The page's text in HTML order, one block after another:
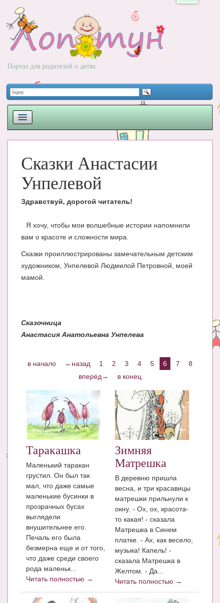
Портал для родителей о детях
ПЛАНИРОВАНИЕ
РОДЫ
НОВОРОЖДЕННЫЙ
КНИГИ
Рекомендовано
ЗДОРОВЬЕ
КОНКУРСЫ
БЕРЕМЕННОСТЬ
Календарь беременности
Энциклопедия
МАМИНА БИБЛИОТЕКА
Имена. Святцы
Энциклопедия беременных
Мамина энциклопедия
СЕРВИСЫ И ПРИЛОЖЕНИЯ
Сервис. Оценка роста и веса ребенка
Приложения для Android
Сказки Анастасии
Унпелевой
Здравствуй, дорогой читатель!
Я хочу, чтобы мои волшебные истории напомнили
вам о красоте и сложности мира.
Сказки проиллюстрированы замечательным детским
художником, Унпелевой Людмилой Петровной, моей
мамой.
Сказочница
Анастасия Анатольевна Унпелева
в начало ←назад 1 2 3 4 5 6 7
8
вперёд→
в конец
Таракашка
Маленький таракан
грустил. Он был так
мал, что даже самые
маленькие бусинки в
прозрачных бусах
выглядели
внушительнее его.
Печаль его была
безмерна еще и от того,
что даже среди своего
рода маленьк...
Читать полностью →
Зимняя
Матрешка
В деревню пришла
весна, и три красавицы
матрешки прильнули к
окну. - Ох, ох, красота-
то какая! - сказала
Матрешка в Синем
платке. - Ах, как весело,
музыка! Капель! -
сказала Матрешка в
Желтом. - Да...
Читать полностью →